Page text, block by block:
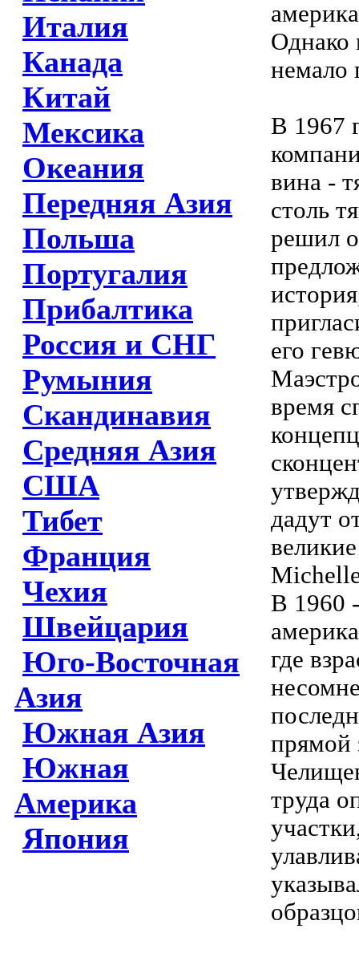
Италия
Канада
Китай
Мексика
Океания
Передняя Азия
Польша
Португалия
Прибалтика
Россия и СНГ
Румыния
Скандинавия
Средняя Азия
США
Тибет
Франция
Чехия
Швейцария
Юго-Восточная
Азия
Южная Азия
Южная
Америка
Япония
Однако
немало
В 1967
вина -
столь
решил
его
время
дадут
В 1960
где
прямой
труда